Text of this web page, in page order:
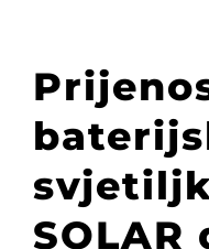
SOLAR